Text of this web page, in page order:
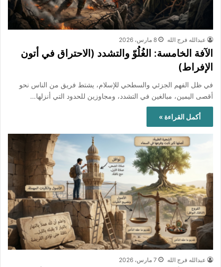
عبدالله فرج الله 8 مارس، 2026
الآفة الخامسة: الغُلُوّ والتشدد (الاحتراق في أتون
الإفراط)
في ظل الفهم الجزئي والسطحي للإسلام، يشتط فريق من الناس نحو
أقصى اليمين، مبالغين في التشدد، ومجاوزين للحدود التي أنزلها…
أكمل القراءة »
عبدالله فرج الله 7 مارس، 2026